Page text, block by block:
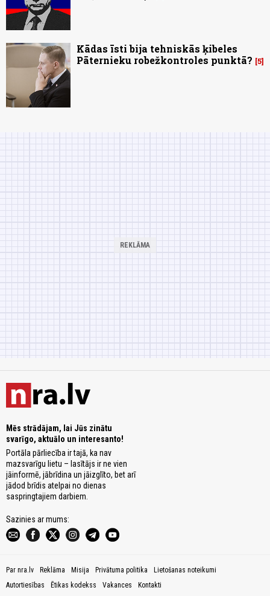
Kādas īsti bija tehniskās ķibeles
Pāternieku robežkontroles punktā? 5
Mēs strādājam, lai Jūs zinātu
svarīgo, aktuālo un interesanto!
Portāla pārliecība ir tajā, ka nav
mazsvarīgu lietu – lasītājs ir ne vien
jāinformē, jābrīdina un jāizglīto, bet arī
jādod brīdis atelpai no dienas
saspringtajiem darbiem.
Sazinies ar mums:
Par nra.lv Reklāma Misija Privātuma politika
Lietošanas noteikumi
Autortiesības
Ētikas kodekss Vakances Kontakti